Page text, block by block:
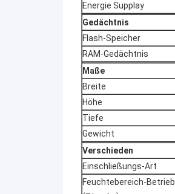
Energie Supplay
Gedächtnis
Flash-Speicher
RAM-Gedächtnis
Maße
Breite
Höhe
Tiefe
Gewicht
Verschieden
Einschließungs-Art
Feuchtebereich-Betrieb